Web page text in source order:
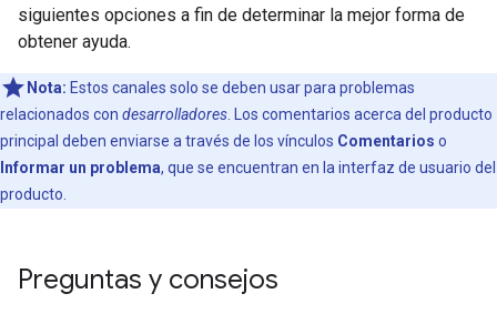
siguientes opciones a fin de determinar la mejor forma de
obtener ayuda.
Nota: Estos canales solo se deben usar para problemas
relacionados con desarrolladores . Los comentarios acerca del producto
principal deben enviarse a través de los vínculos Comentarios o
Informar un problema, que se encuentran en la interfaz de usuario del
producto.
Preguntas y consejos